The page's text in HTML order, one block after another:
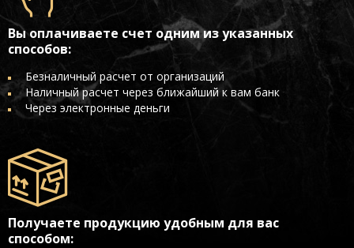
Вы оплачиваете счет одним из указанных
способов:
Безналичный расчет от организаций
Наличный расчет через ближайший к вам банк
Через электронные деньги
Получаете продукцию удобным для вас
способом: